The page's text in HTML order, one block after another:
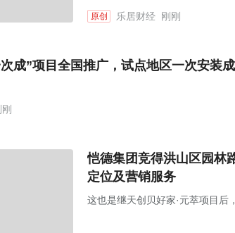
原创 乐居财经 刚刚
成”项目全国推广，试点地区一次安装
恺德集团竞得洪山区园林
定位及营销服务
这也是继天创贝好家·元萃项目后